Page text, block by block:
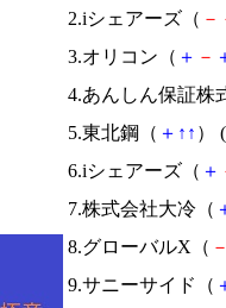
2.iシェアーズ（ －
3.オリコン（ ＋ －
4.あんしん保証株
5.東北鋼（ ＋ ↑ ↑ ） (
6.iシェアーズ（ ＋
7.株式会社大冷（
8.グローバルX（
9.サニーサイド（